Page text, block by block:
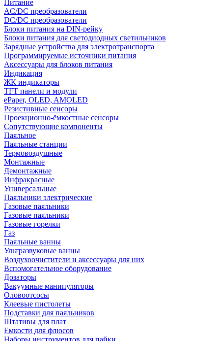
Питание
AC/DC преобразователи
DC/DC преобразователи
Блоки питания на DIN-рейку
Блоки питания для светодиодных светильников
Зарядные устройства для электротранспорта
Программируемые источники питания
Аксессуары для блоков питания
Индикация
ЖК индикаторы
TFT панели и модули
ePaper, OLED, AMOLED
Резистивные сенсоры
Проекционно-ёмкостные сенсоры
Сопутствующие компоненты
Паяльное
Паяльные станции
Термовоздушные
Монтажные
Демонтажные
Инфракрасные
Универсальные
Паяльники электрические
Газовые паяльники
Газовые паяльники
Газовые горелки
Газ
Паяльные ванны
Ультразвуковые ванны
Воздухоочистители и аксессуары для них
Вспомогательное оборудование
Дозаторы
Вакуумные манипуляторы
Оловоотсосы
Клеевые пистолеты
Подставки для паяльников
Штативы для плат
Емкости для флюсов
Наборы инструментов для пайки